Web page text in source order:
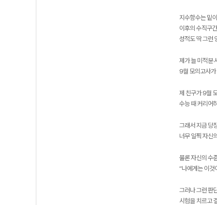
지수함수는 밑
이후의 수직구
성적도 딱 그런
제가 늘 미적분
9월 모의고사
제 친구가 9월
수능 때 커리어
그래서 지금 당
너무 일찍 자신
물론 자신의 수
“나에게는 이것
그러나 그런 판
시험을 치르고